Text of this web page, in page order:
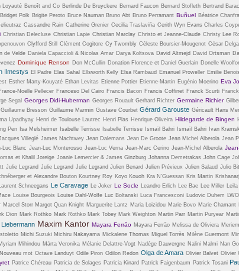
Loyauté Benoît and Co Berlinde De Bruyckere Bernard Faucon Bernard Stofleth Bertrand
Bridget Polk Brigite Peroto Bruce Nauman Bruno Abt Bruno Perramant Buñuel Béatrice
Cassandre Rain Catherine Grenier Cecilia Traslaviña Cerith Wyn Evans Charles
Christian Delecluse Christian Lapie Christian Marclay Christo et Jeanne-Claude Christy Lee
Clyfford Still Clément Cogitore Cy Twombly Céleste Boursier-Mougenot César
de Velde Daniela Capaccioli & Nicolas Amar Darya Koltsova David Altmejd David Ortsman
Dominique Renson Don McCullin Donation Florence et Daniel Guerlain Donelle
Ilmestys El Padre Elas Sahal Ellsworth Kelly Elsa Rambaud Emanuel Proweller Emilie
Esther Marty-Kouyaté Ethan Levitas Etienne Pottier Etienne-Martin Eugénio Moerino Eva
Noëlle Pellecer Franceso Del Cairo Francis Bacon Francis Coffinet Franck Scurti
Segal Georges Didi-Huberman Georges Rouault Gerhard Richter Germaine Richier
Guillaume Bresson Guillaume Marmin Gustave Courbet Gérard Garouste Géricault Hans
Upadhyay Henri de Toulouse Lautrec Henri Plas Henrique Oliveira Hildegarde de Bingen
Pen Isa Melsheimer Isabelle Terrisse Isabelle Terrisse Ismaïl Bahri Ismaïl Bahri Ivan
Villeglé James Nachtwey Jean Dalemans Jean De Groote Jean Michel Alberola Jean
Luc Blanc Jean-Luc Monterosso Jean-Luc Verna Jean-Marc Cerino Jean-Michel Alberola
et Khalil Joreige Joanie Lemercier & James Ginzburg Johanna Demetrakas John Cage
Julie Legrand Julie Legrand Julie Legrand Julien Benard Julien Prévieux Julien Salaud Julio
et Alexandre Bouton Kourtney Roy Koyo Kouoh Kra N’Guessan Kris Martin
Laurent Schneegans Le Caravage Le Joker Le Socle Leandro Erlich Lee Bae Lee Miller
Louise Bourgeois Louise Dahl-Wolfe Luc Boltanski Luca Francesconi Ludovic Duhem LWO
Marcel Storr Margot Quan Knight Marguerite Lantz Maria Loizidou Marie Bovo Marie Chamant
Dion Mark Rothko Mark Rothko Mark Tobey Mark Weighton Martin Parr Martin Puryear
Liebermann Maxim Kantor Mayara Ferrão Mayara Ferrão Melissa de Oliviera
Michi Suzuki Michiru Nakayama Mickalene Thomas Miguel Torrès Milène Guermont
Mihindou Márta Veronika Mélanie Delattre-Vogt Nadège Dauvergne Nalini Malmi Nan
Nouveau mot Octave Landuyt Odile Piron Odilon Redon Olga de Amara Olivier Balvet Olivier
Patrice Chéreau Patricia de Solages Patricia Kinard Patrick Faigenbaum Patrick Tosani